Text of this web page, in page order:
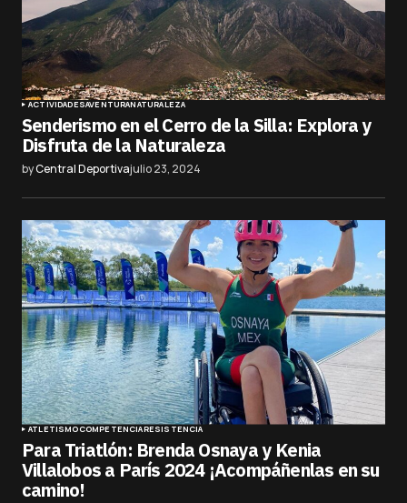
ACTIVIDADESAVENTURANATURALEZA
Senderismo en el Cerro de la Silla: Explora y
Disfruta de la Naturaleza
byCentral Deportivajulio 23, 2024
ATLETISMOCOMPETENCIARESISTENCIA
Para Triatlón: Brenda Osnaya y Kenia
Villalobos a París 2024 ¡Acompáñenlas en su
camino!